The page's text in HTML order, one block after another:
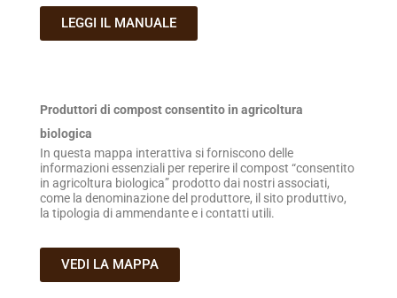
LEGGI IL MANUALE
Produttori di compost consentito in agricoltura
biologica
In questa mappa interattiva si forniscono delle
informazioni essenziali per reperire il compost “consentito
in agricoltura biologica” prodotto dai nostri associati,
come la denominazione del produttore, il sito produttivo,
la tipologia di ammendante e i contatti utili.
VEDI LA MAPPA